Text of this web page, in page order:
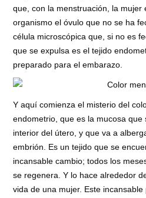
que, con la menstruación, la mujer
organismo el óvulo que no se ha
célula microscópica que, si no es
que se expulsa es el tejido
preparado para el embarazo.
Y aquí comienza el misterio del
endometrio, que es la mucosa
interior del útero, y que va a
embrión. Es un tejido que se
incansable cambio; todos los
se regenera. Y lo hace alrededor
vida de una mujer. Este